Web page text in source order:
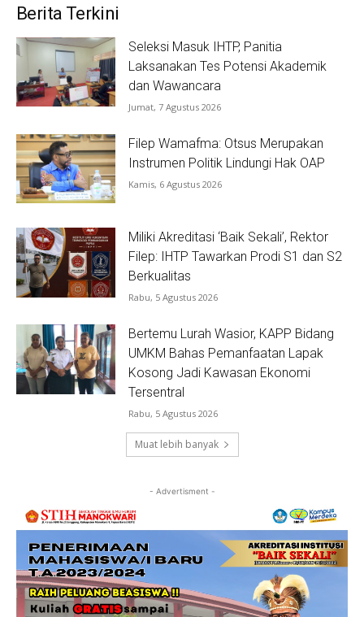
Berita Terkini
Seleksi Masuk IHTP, Panitia
Laksanakan Tes Potensi Akademik
dan Wawancara
Jumat, 7 Agustus 2026
Filep Wamafma: Otsus Merupakan
Instrumen Politik Lindungi Hak OAP
Kamis, 6 Agustus 2026
Miliki Akreditasi ‘Baik Sekali’, Rektor
Filep: IHTP Tawarkan Prodi S1 dan S2
Berkualitas
Rabu, 5 Agustus 2026
Bertemu Lurah Wasior, KAPP Bidang
UMKM Bahas Pemanfaatan Lapak
Kosong Jadi Kawasan Ekonomi
Tersentral
Rabu, 5 Agustus 2026
Muat lebih banyak
- Advertisment -